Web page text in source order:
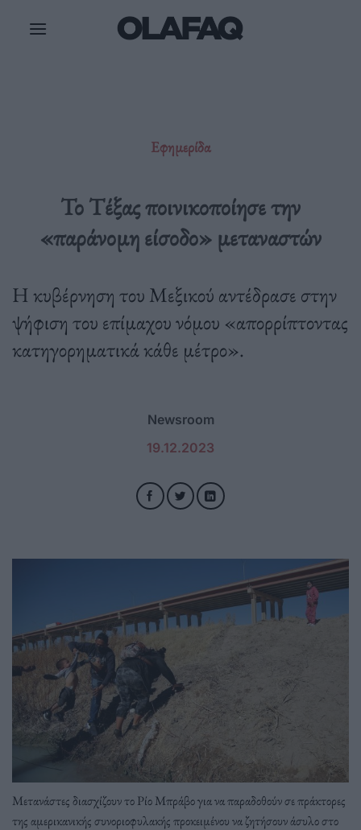
Εφημερίδα
Το Τέξας ποινικοποίησε την
«παράνομη είσοδο» μεταναστών
Η κυβέρνηση του Μεξικού αντέδρασε στην
ψήφιση του επίμαχου νόμου «απορρίπτοντας
κατηγορηματικά κάθε μέτρο».
Newsroom
19.12.2023
Μετανάστες διασχίζουν το Ρίο Μπράβο για να παραδοθούν σε πράκτορες
της αμερικανικής συνοριοφυλακής προκειμένου να ζητήσουν άσυλο στο